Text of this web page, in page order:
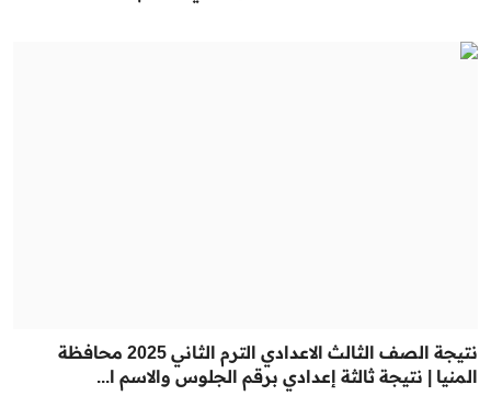
نتيجة الصف الثالث الاعدادي الترم الثاني 2025 محافظة
المنيا | نتيجة ثالثة إعدادي برقم الجلوس والاسم ا...